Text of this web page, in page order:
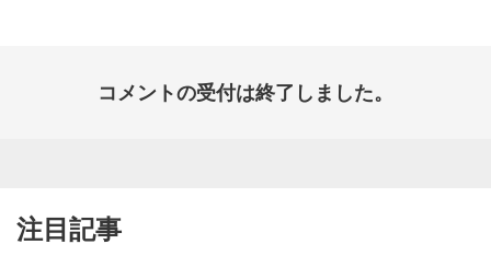
コメントの受付は終了しました。
注目記事